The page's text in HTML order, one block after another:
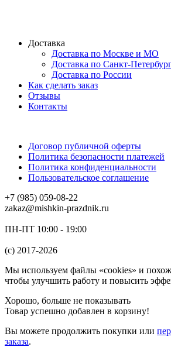
Доставка
Доставка по Москве и МО
Доставка по Санкт-
Доставка по России
Как сделать заказ
Отзывы
Контакты
Договор публичной оферты
Политика безопасности платежей
Политика конфиденциальности
Пользовательское соглашение
+7 (985) 059-08-22
zakaz@mishkin-prazdnik.ru
ПН-ПТ 10:00 - 19:00
(c) 2017-2026
Мы используем файлы «cookies» и
чтобы улучшить работу и повысить
Хорошо, больше не показывать
Товар успешно добавлен в корзину!
Вы можете продолжить покупки или
заказа.